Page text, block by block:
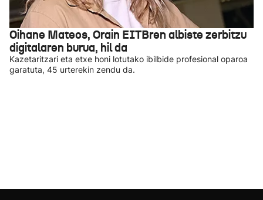
Oihane Mateos, Orain EITBren albiste zerbitzu
digitalaren burua, hil da
Kazetaritzari eta etxe honi lotutako ibilbide profesional oparoa
garatuta, 45 urterekin zendu da.